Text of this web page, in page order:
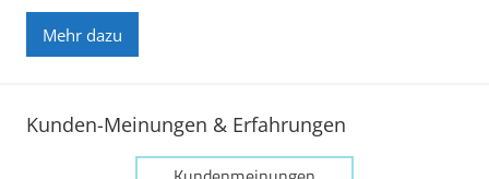
Mehr dazu
Kunden-Meinungen & Erfahrungen